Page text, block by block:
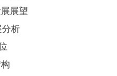
展望
析